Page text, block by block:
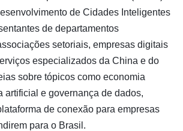
de Cidades Inteligentes
de departamentos
setoriais, empresas digitais
especializados da China e do
sobre tópicos como economia
artificial e governança de dados,
de conexão para empresas
para o Brasil.